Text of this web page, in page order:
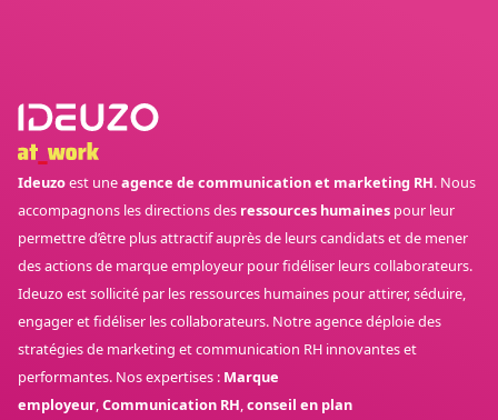
Ideuzoest uneagence de communication et marketing RH. Nous
accompagnons les directions des ressources humaines pour leur
permettre d’être plus attractif auprès de leurs candidats et de mener
des actions de marque employeur pour fidéliser leurs collaborateurs.
Ideuzo est sollicité par les ressources humaines pour attirer, séduire,
engager et fidéliser les collaborateurs. Notre agence déploie des
stratégies de marketing et communication RH innovantes et
performantes. Nos expertises : Marque
employeur,Communication RH,conseil en plan